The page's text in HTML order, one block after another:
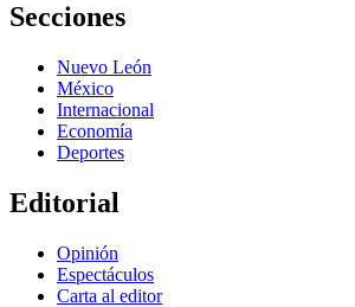
Secciones
Nuevo León
México
Internacional
Economía
Deportes
Editorial
Opinión
Espectáculos
Carta al editor